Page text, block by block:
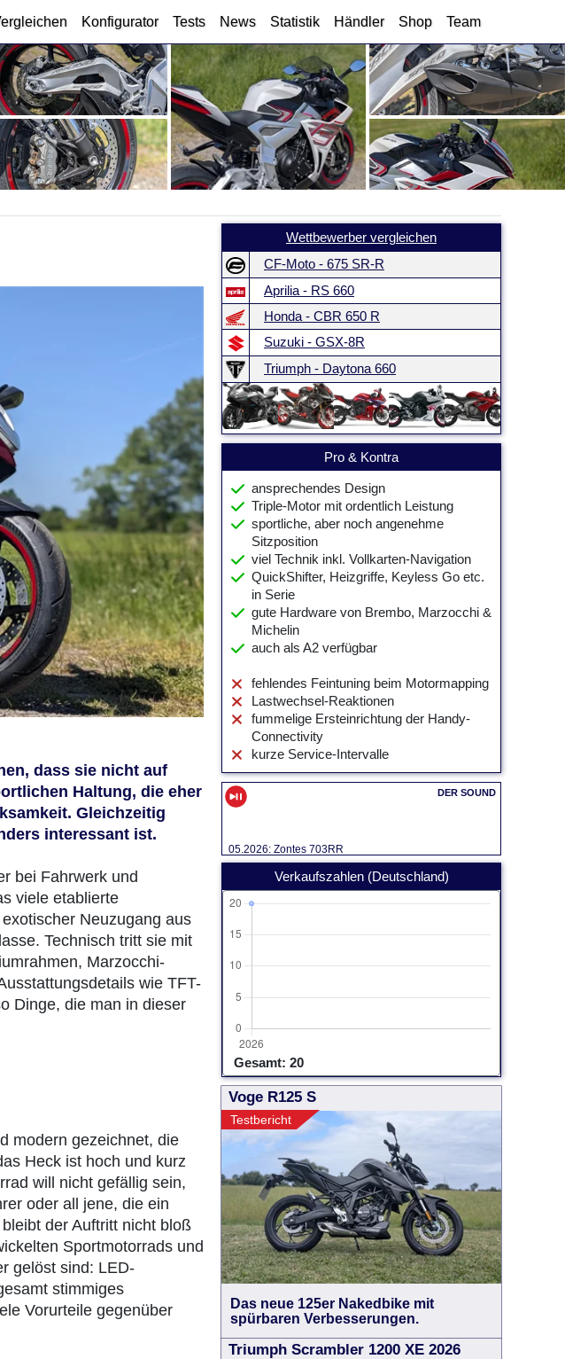
Konfigurator Tests News Statistik Händler Shop Team
dass sie nicht auf
Haltung, die eher
Gleichzeitig
interessant ist.
bei Fahrwerk und
viele etablierte
Neuzugang aus
Technisch tritt sie mit
Marzocchi-
wie TFT-
Dinge, die man in dieser
modern gezeichnet, die
Heck ist hoch und kurz
will nicht gefällig sein,
oder all jene, die ein
der Auftritt nicht bloß
Sportmotorrads und
gelöst sind: LED-
stimmiges
Vorurteile gegenüber
Wettbewerber vergleichen
CF-Moto - 675 SR-R
Aprilia - RS 660
Honda - CBR 650 R
Suzuki - GSX-8R
Triumph - Daytona 660
Pro & Kontra
ansprechendes Design
Triple-Motor mit ordentlich Leistung
sportliche, aber noch angenehme
Sitzposition
viel Technik inkl. Vollkarten-Navigation
QuickShifter, Heizgriffe, Keyless Go etc.
in Serie
gute Hardware von Brembo, Marzocchi &
Michelin
auch als A2 verfügbar
fehlendes Feintuning beim Motormapping
Lastwechsel-Reaktionen
fummelige Ersteinrichtung der Handy-
Connectivity
kurze Service-Intervalle
05.2026: Zontes 703RR
Verkaufszahlen (Deutschland)
Gesamt: 20
Voge R125 S
Testbericht
Das neue 125er Nakedbike mit
spürbaren Verbesserungen.
Triumph Scrambler 1200 XE 2026